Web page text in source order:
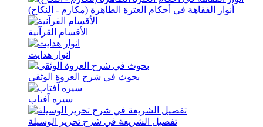
أنوار الفقاهة في أحکام العترة الطاهرة (مکارم - النکاح)
الأقسام القرآنية
انوار هدايت
بحوث في شرح العروة الوثقی
سيره آفتاب
تفصیل الشریعة في شرح تحریر الوسیلة